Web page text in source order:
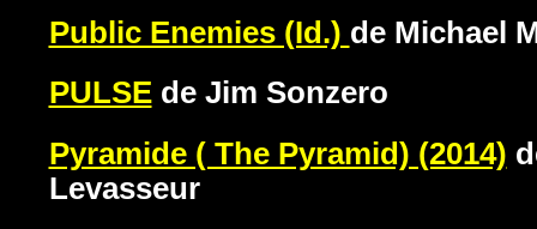
Public Enemies (Id.) de Michael
PULSEde Jim Sonzero
Pyramide ( The Pyramid) (2014)
Levasseur